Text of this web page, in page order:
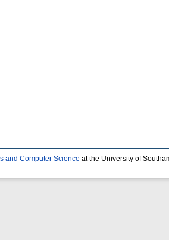
and Computer Science at the University of